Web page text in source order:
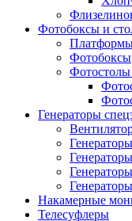
Фотобоксы и
Фотобоксы
Фотостолы
Генераторы
Накамерные
Телесуфлеры